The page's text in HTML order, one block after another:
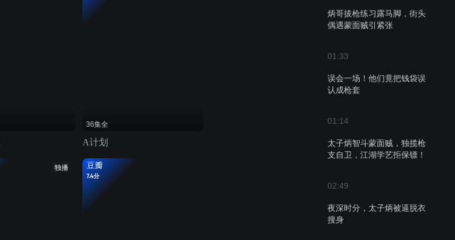
炳哥拔枪练习露马脚，街头
偶遇蒙面贼引紧张
01:33
误会一场！他们竟把钱袋误
认成枪套
01:14
太子炳智斗蒙面贼，独揽枪
支自卫，江湖学艺拒保镖！
02:49
夜深时分，太子炳被逼脱衣
搜身
36集全
A计划
独播 豆瓣
7.4分